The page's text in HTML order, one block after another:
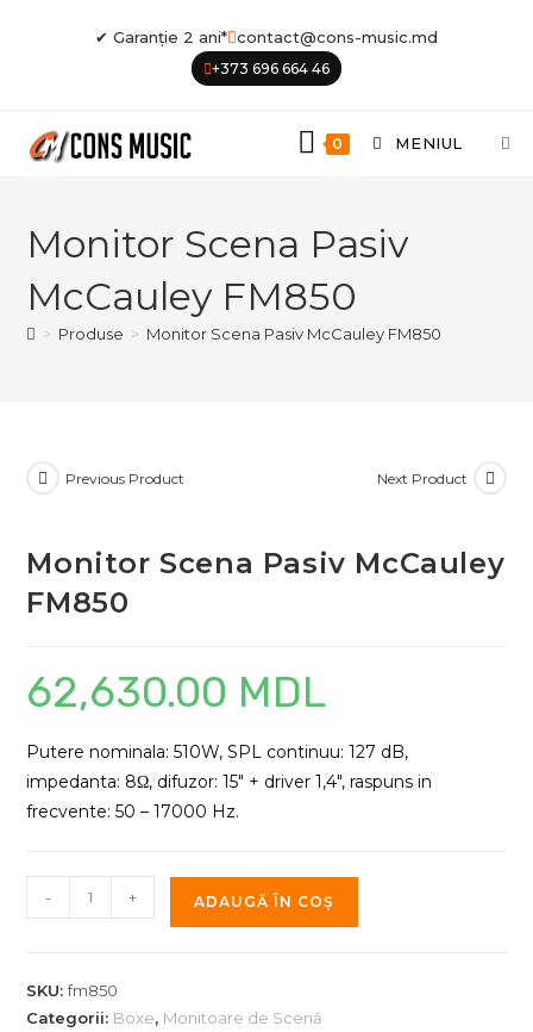
✔ Garanție 2 ani* contact@cons-music.md
+373 696 664 46
0 MENIUL
Monitor Scena Pasiv
McCauley FM850
> Produse > Monitor Scena Pasiv McCauley FM850
Previous Product Next Product
Monitor Scena Pasiv McCauley
FM850
62,630.00 MDL
Putere nominala: 510W, SPL continuu: 127 dB,
impedanta: 8Ω, difuzor: 15″ + driver 1,4″, raspuns in
frecvente: 50 – 17000 Hz.
Cantitate
Monitor
McCauley
- + ADAUGĂ ÎN COȘ
SKU:fm850
Categorii: Boxe, Monitoare de Scenă